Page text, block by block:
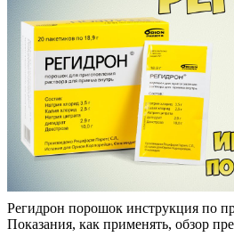
Регидрон порошок инструкция по
Показания, как применять, обзор